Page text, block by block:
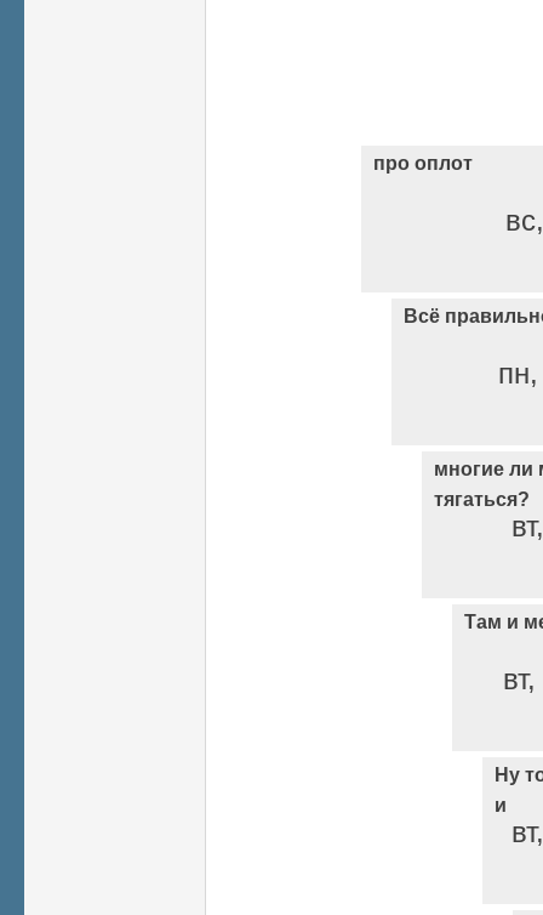
про оплот
Всё
многие ли
тягаться?
Там и
Ну
и